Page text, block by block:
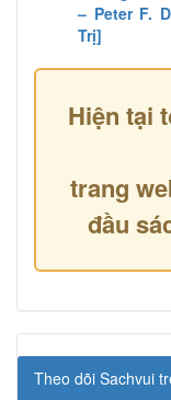
– Peter F.
Trị]
Hiện tại
trang
đầu
Theo dõi Sachvui